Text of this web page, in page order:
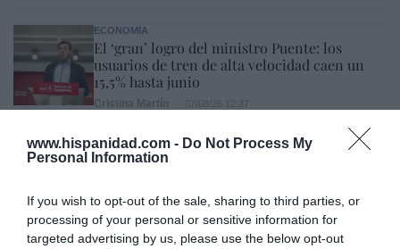
www.hispanidad.com - Do Not Process My
Personal Information
If you wish to opt-out of the sale, sharing to third parties, or
processing of your personal or sensitive information for
targeted advertising by us, please use the below opt-out
ECONOMÍA
El ‘gran’ logro del ministro Puente: los
usuarios de tren de alta velocidad caen un
15,5% hasta junio
Ataque cristianófobo en la muy ‘woke’ ciudad
de Nueva York: destrozan una imagen de la
Redacción 07/08/26 11:46